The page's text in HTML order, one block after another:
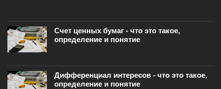
Счет ценных бумаг - что это такое,
определение и понятие
Дифференциал интересов - что это такое,
определение и понятие